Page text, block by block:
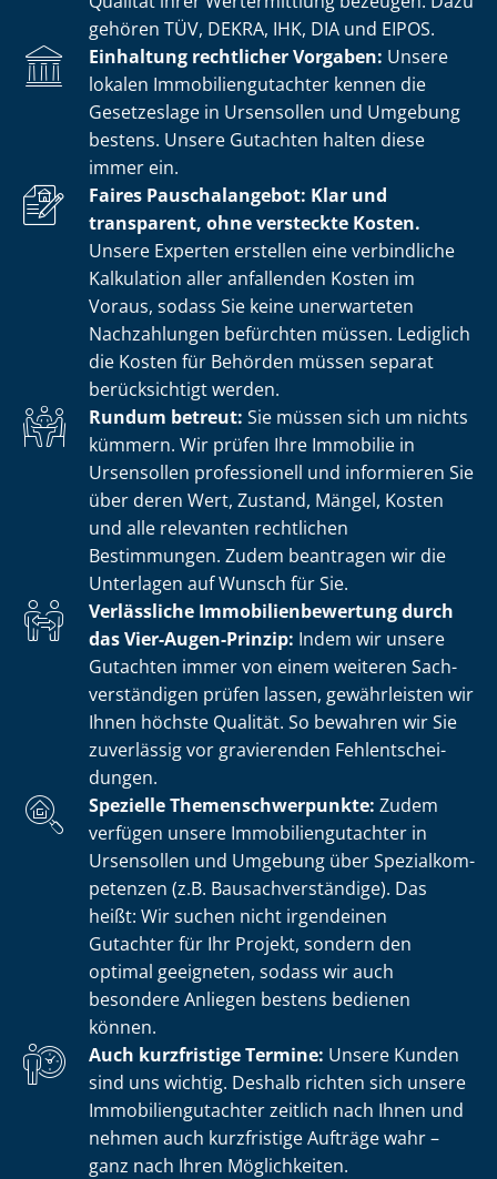
gehören TÜV, DEKRA, IHK, DIA und EIPOS.
Einhaltung rechtlicher Vorgaben: Unsere
lokalen Im­mo­bi­li­en­gut­ach­ter kennen die
Gesetzeslage in Ursensollen und Umgebung
bestens. Unsere Gutachten halten diese
immer ein.
Faires Pauschalangebot: Klar und
transparent, ohne versteckte Kosten.
Unsere Experten erstellen eine verbindliche
Kalkulation aller anfallenden Kosten im
Voraus, sodass Sie keine unerwarteten
Nachzahlungen befürchten müssen. Lediglich
die Kosten für Behörden müssen separat
berücksichtigt werden.
Rundum betreut: Sie müssen sich um nichts
kümmern. Wir prüfen Ihre Immobilie in
Ursensollen professionell und informieren Sie
über deren Wert, Zustand, Mängel, Kosten
und alle relevanten rechtlichen
Bestimmungen. Zudem beantragen wir die
Unterlagen auf Wunsch für Sie.
Verlässliche Im­mo­bi­li­en­be­wer­tung durch
das Vier-Augen-Prinzip: Indem wir unsere
Gutachten immer von einem weiteren Sach­
ver­stän­di­gen prüfen lassen, gewährleisten wir
Ihnen höchste Qualität. So bewahren wir Sie
zuverlässig vor gravierenden Fehl­ent­schei­
dun­gen.
Spezielle The­men­schwer­punk­te: Zudem
verfügen unsere Im­mo­bi­li­en­gut­ach­ter in
Ursensollen und Umgebung über Spe­zi­al­kom­
pe­ten­zen (z.B. Bau­sach­ver­stän­di­ge). Das
heißt: Wir suchen nicht irgendeinen
Gutachter für Ihr Projekt, sondern den
optimal geeigneten, sodass wir auch
besondere Anliegen bestens bedienen
können.
Auch kurzfristige Termine: Unsere Kunden
sind uns wichtig. Deshalb richten sich unsere
Im­mo­bi­li­en­gut­ach­ter zeitlich nach Ihnen und
nehmen auch kurzfristige Aufträge wahr –
ganz nach Ihren Möglichkeiten.